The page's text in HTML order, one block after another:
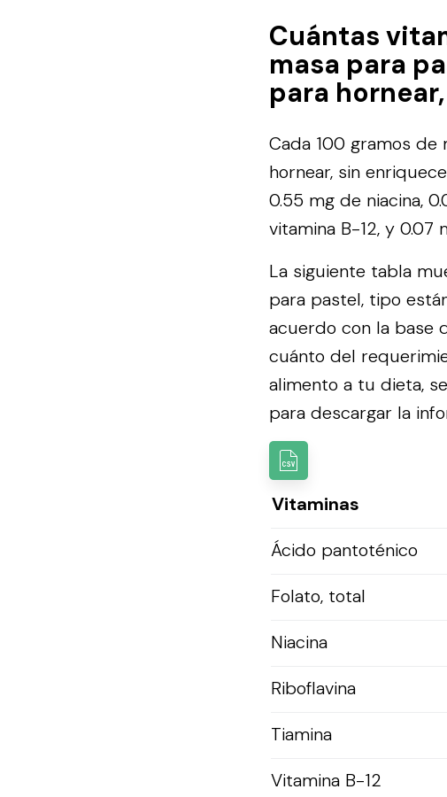
Cuántas
masa para
para
Cada 100 gramos de
hornear, sin
0.55 mg de niacina,
vitamina B-12, y 0.07
La siguiente tabla
para pastel, tipo
acuerdo con la base
cuánto del
alimento a tu dieta,
para descargar la
Vitaminas
Ácido pantoténico
Folato, total
Niacina
Riboflavina
Tiamina
Vitamina B-12